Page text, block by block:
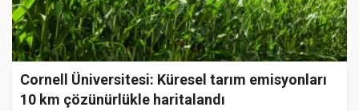
Cornell Üniversitesi: Küresel tarım emisyonları
10 km çözünürlükle haritalandı